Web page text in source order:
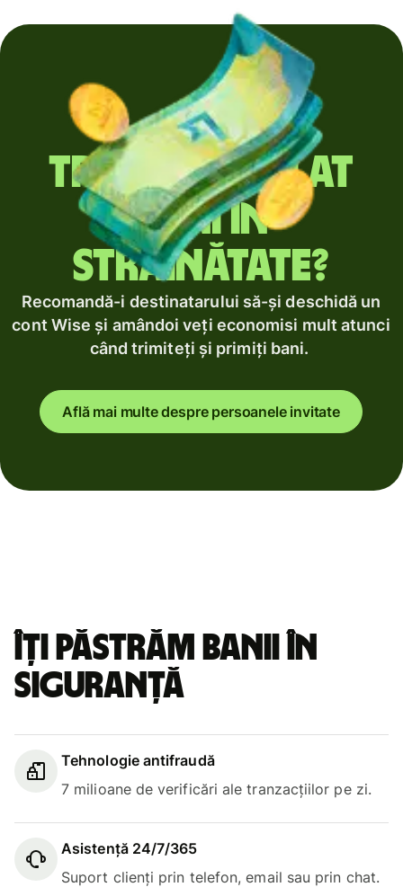
Trimiți regulat
bani în
străinătate?
Recomandă-i destinatarului să-și deschidă un
cont Wise și amândoi veți economisi mult atunci
când trimiteți și primiți bani.
Află mai multe despre persoanele invitate
Îți păstrăm banii în
siguranță
Tehnologie antifraudă
7 milioane de verificări ale tranzacțiilor pe zi.
Asistență 24/7/365
Suport clienți prin telefon, email sau prin chat.